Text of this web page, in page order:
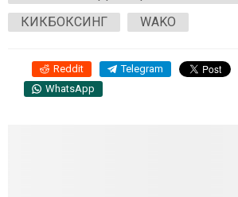
КИКБОКСИНГ
WAKO
Reddit Telegram
WhatsApp